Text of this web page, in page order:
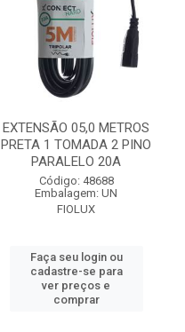
EXTENSÃO 05,0 METROS
PRETA 1 TOMADA 2 PINO
PARALELO 20A
Código: 48688
Embalagem: UN
FIOLUX
Faça seu login ou
cadastre-se para
ver preços e
comprar